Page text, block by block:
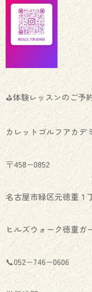
⛳️体験レッスンのご予
カレットゴルフアカデ
〒458−0852
名古屋市緑区元徳重１
ヒルズウォーク徳重ガ
📞052−746−0606